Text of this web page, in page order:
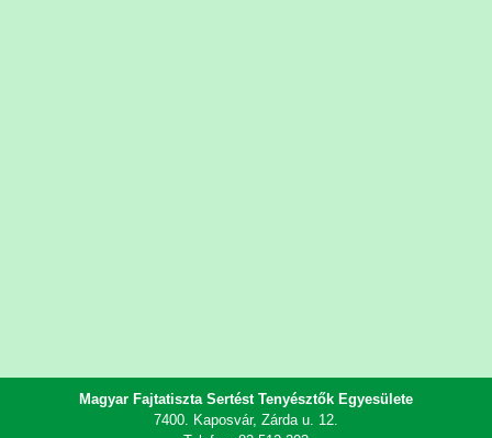
Magyar Fajtatiszta Sertést Tenyésztők Egyesülete
7400. Kaposvár, Zárda u. 12.